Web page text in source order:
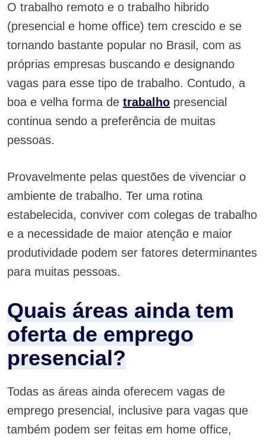
O trabalho remoto e o trabalho hibrido
(presencial e home office) tem crescido e se
tornando bastante popular no Brasil, com as
próprias empresas buscando e designando
vagas para esse tipo de trabalho. Contudo, a
boa e velha forma de trabalho presencial
continua sendo a preferência de muitas
pessoas.
Provavelmente pelas questões de vivenciar o
ambiente de trabalho. Ter uma rotina
estabelecida, conviver com colegas de trabalho
e a necessidade de maior atenção e maior
produtividade podem ser fatores determinantes
para muitas pessoas.
Quais áreas ainda tem
oferta de emprego
presencial?
Todas as áreas ainda oferecem vagas de
emprego presencial, inclusive para vagas que
também podem ser feitas em home office,